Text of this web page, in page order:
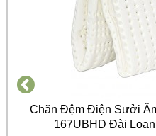
Chăn Đệm Điện Sưởi
167UBHD Đài